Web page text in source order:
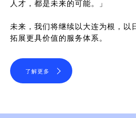
人才，都是未来的可能。」
未来，我们将继续以大连为根，以
拓展更具价值的服务体系。
了解更多